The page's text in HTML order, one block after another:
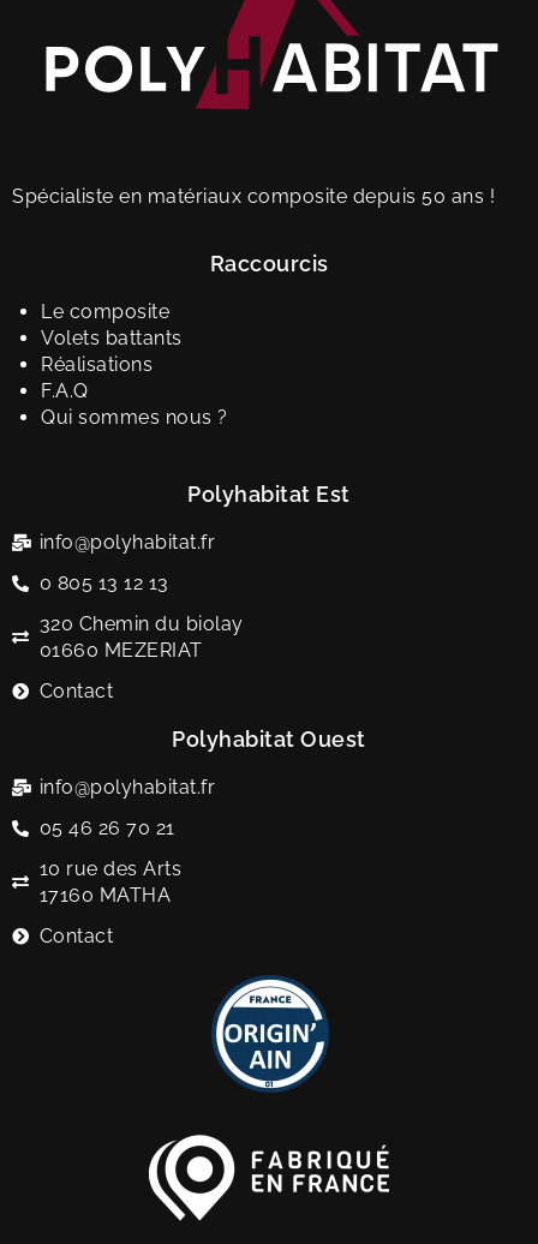
Spécialiste en matériaux composite depuis 50 ans !
Raccourcis
Le composite
Volets battants
Réalisations
F.A.Q
Qui sommes nous ?
Polyhabitat Est
info@polyhabitat.fr
0 805 13 12 13
320 Chemin du biolay
01660 MEZERIAT
Contact
Polyhabitat Ouest
info@polyhabitat.fr
05 46 26 70 21
10 rue des Arts
17160 MATHA
Contact